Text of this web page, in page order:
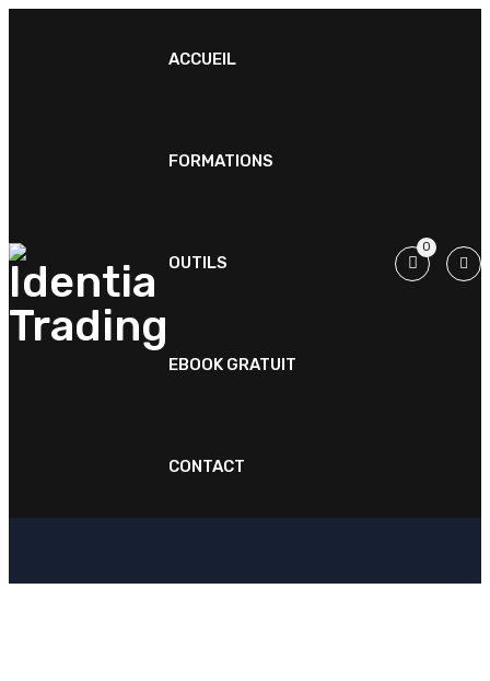
ACCUEIL
FORMATIONS
OUTILS
EBOOK GRATUIT
CONTACT
0